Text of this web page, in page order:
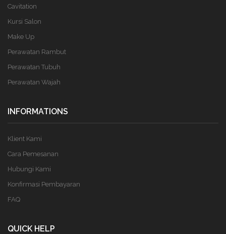
Cavitation
Kursi Salon
Make Up
Perawatan Rambut
Perawatan Tubuh
Perawatan Wajah
INFORMATIONS
Klient Kami
Cara Pemesanan
Hubungi Kami
Konfirmasi Pembayaran
FAQ
QUICK HELP